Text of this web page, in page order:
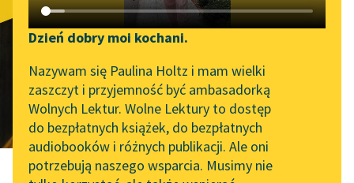
Katalog DAISY
Podkasty o książkach
Zgłoś brak utworu
Aktualności
„Prokurator Alicja Horn”
do słuchania
Byliśmy częścią AI Impact
Lab
Narzędzia
Mapa Wolnych Lektur
Leśmianator
Przewodnik dla piszących i
Dzień dobry moi kochani.
Nazywam się Paulina Holtz i mam wielki
zaszczyt i przyjemność być ambasadorką
Wolnych Lektur. Wolne Lektury to dostęp
do bezpłatnych książek, do bezpłatnych
audiobooków i różnych publikacji. Ale oni
potrzebują naszego wsparcia. Musimy nie